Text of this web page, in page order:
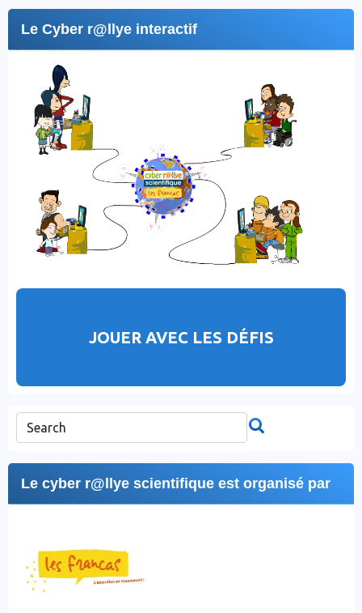
Le Cyber r@llye interactif
JOUER AVEC LES DÉFIS
Le cyber r@llye scientifique est organisé par